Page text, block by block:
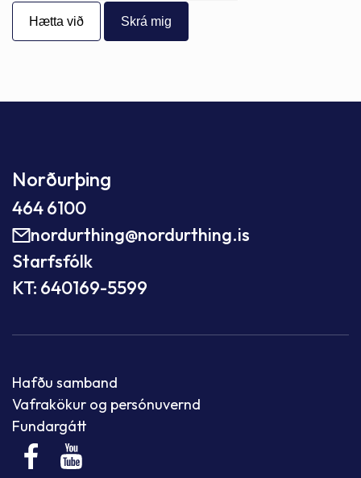
Hætta við
Norðurþing
464 6100
nordurthing@nordurthing.is
Starfsfólk
KT: 640169-5599
Hafðu samband
Vafrakökur og persónuvernd
Fundargátt